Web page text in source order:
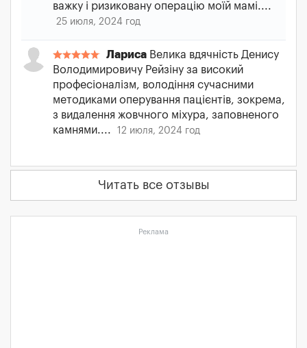
важку і ризиковану операцію моїй мамі....
25 июля, 2024 год
Лариса Велика вдячність Денису
Володимировичу Рейзіну за високий
професіоналізм, володіння сучасними
методиками оперування пацієнтів, зокрема,
з видалення жовчного міхура, заповненого
камнями....
12 июля, 2024 год
Читать все отзывы
Реклама